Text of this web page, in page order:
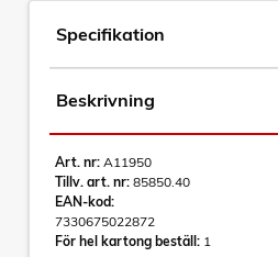
Specifikation
Beskrivning
Art. nr: A11950
Tillv. art. nr: 85850.40
EAN-kod:
7330675022872
För hel kartong beställ: 1